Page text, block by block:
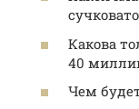
Какова
40
Чем